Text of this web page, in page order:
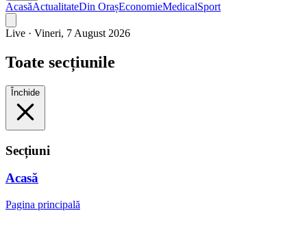
AcasăActualitateDin OrașEconomieMedicalSport
Live · Vineri, 7 August 2026
Toate secțiunile
Închide
Secțiuni
Acasă
Pagina principală